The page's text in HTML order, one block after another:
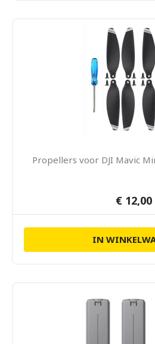
Propellers voor DJI Mavic
€ 12,00
IN